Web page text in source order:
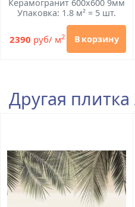
Керамогранит 600x600 9мм
Упаковка: 1.8 м² = 5 шт.
2390 руб/ м2 В корзину
Другая плитка